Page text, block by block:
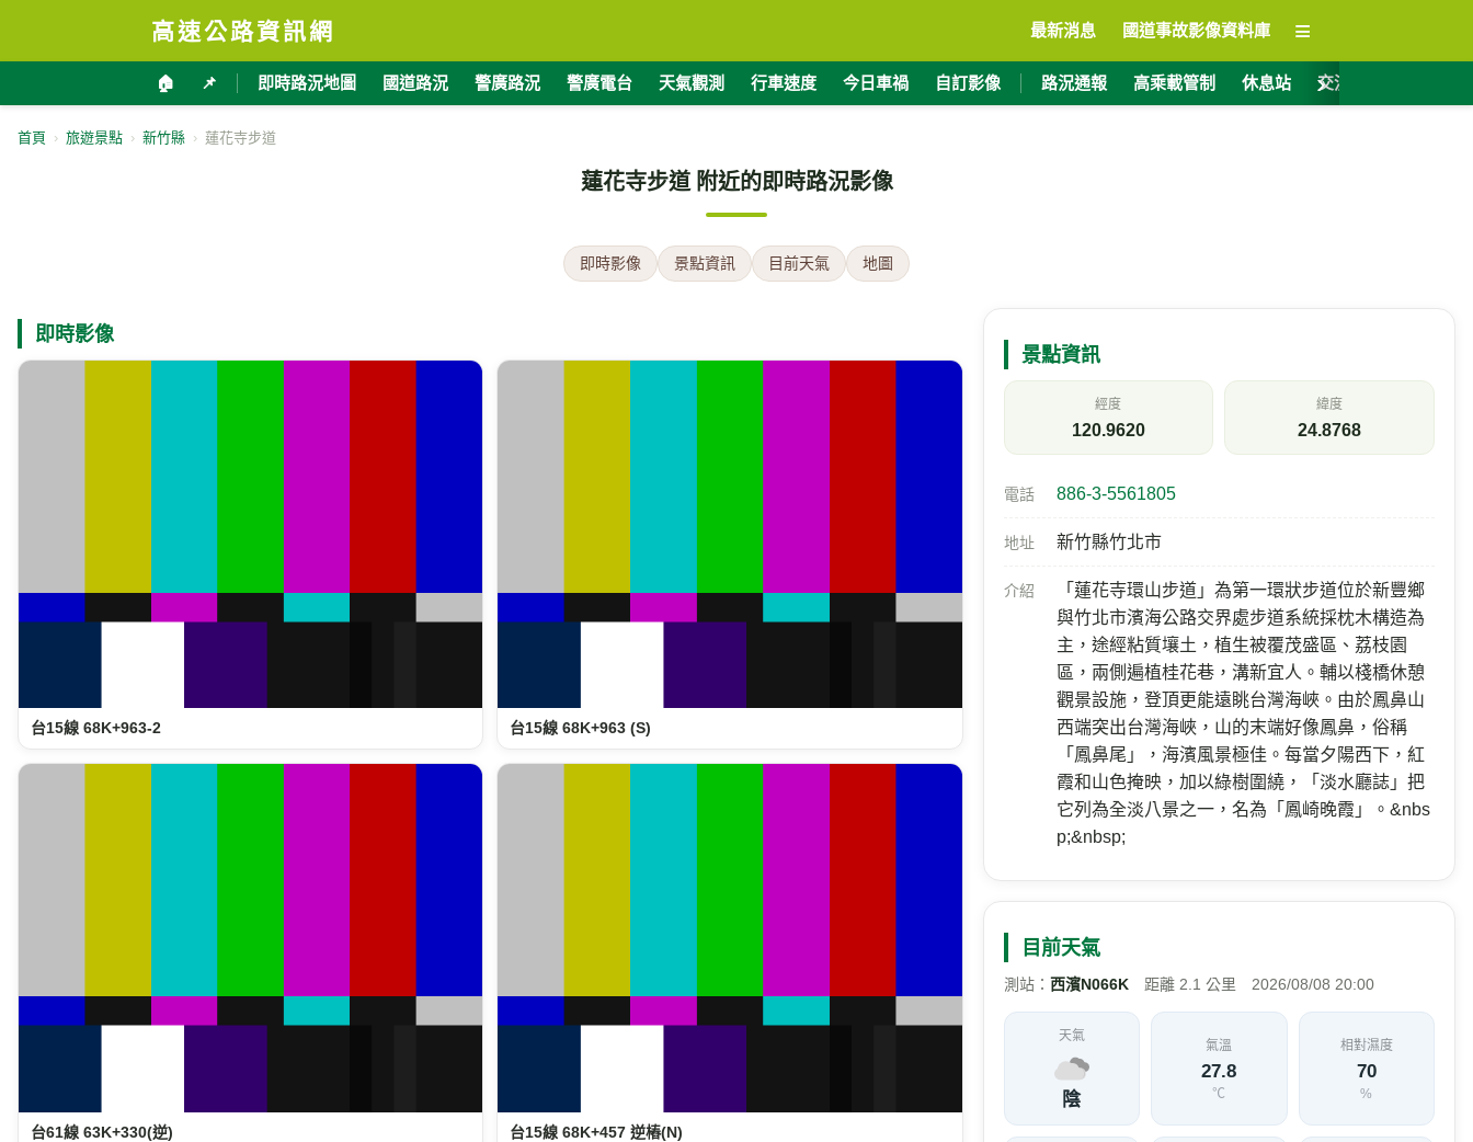
高速公路資訊網 最新消息 國道事故影像資料庫 ≡
🏠 📌 即時路況地圖 國道路況 警廣路況 警廣電台 天氣觀測 行車速度 今日車禍 自訂影像 路況通報 高乘載管制 休息站 交流道資訊
›
首頁 › 旅遊景點 › 新竹縣 › 蓮花寺步道
蓮花寺步道 附近的即時路況影像
即時影像 景點資訊 目前天氣 地圖
即時影像
台15線 68K+963-2 台15線 68K+963 (S)
台61線 63K+330(逆) 台15線 68K+457 逆樁(N)
景點資訊
經度
120.9620
緯度
24.8768
電話 886-3-5561805
地址 新竹縣竹北市
介紹
「蓮花寺環山步道」為第一環狀步道位於新豐鄉
與竹北市濱海公路交界處步道系統採枕木構造為
主，途經粘質壤土，植生被覆茂盛區、荔枝園
區，兩側遍植桂花巷，溝新宜人。輔以棧橋休憩
觀景設施，登頂更能遠眺台灣海峽。由於鳳鼻山
西端突出台灣海峽，山的末端好像鳳鼻，俗稱
「鳳鼻尾」，海濱風景極佳。每當夕陽西下，紅
霞和山色掩映，加以綠樹圍繞，「淡水廳誌」把
它列為全淡八景之一，名為「鳳崎晚霞」。&nbs
p;&nbsp;
目前天氣
測站： 西濱N066K距離 2.1 公里 2026/08/08 20:00
天氣
陰
氣溫
27.8
℃
相對濕度
70
%